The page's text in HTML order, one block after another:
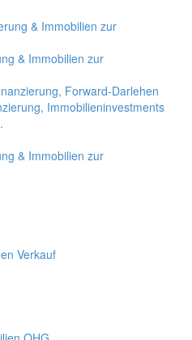
& Immobilien zur
Forward-Darlehen
Immobilieninvestments
& Immobilien zur
Verkauf